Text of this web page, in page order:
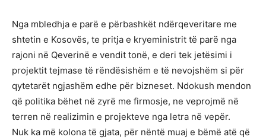
Nga mbledhja e parë e përbashkët ndërqeveritare me
shtetin e Kosovës, te pritja e kryeministrit të parë nga
rajoni në Qeverinë e vendit tonë, e deri tek jetësimi i
projektit tejmase të rëndësishëm e të nevojshëm si për
qytetarët ngjashëm edhe për bizneset. Ndokush mendon
që politika bëhet në zyrë me firmosje, ne veprojmë në
terren në realizimin e projekteve nga letra në vepër.
Nuk ka më kolona të gjata, për nëntë muaj e bëmë atë që